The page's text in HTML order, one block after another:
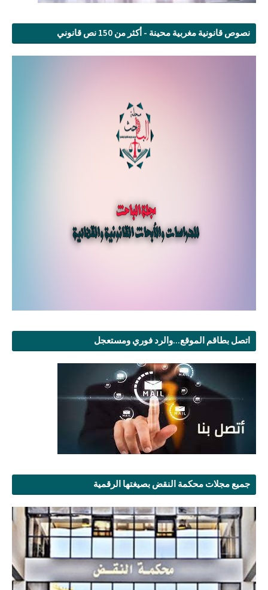
نصوص قانونية مغربية محينة - أكثر من 150 نص قانوني
اتصل بطاقم الموقع...والرد فوري ومستعجل
جميع مجلات محكمة النقض بصيغتها الرقمية